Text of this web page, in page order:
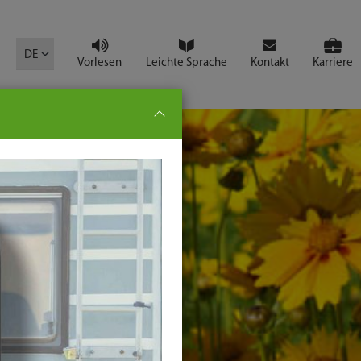
DE
Vorlesen Leichte Sprache Kontakt Karriere